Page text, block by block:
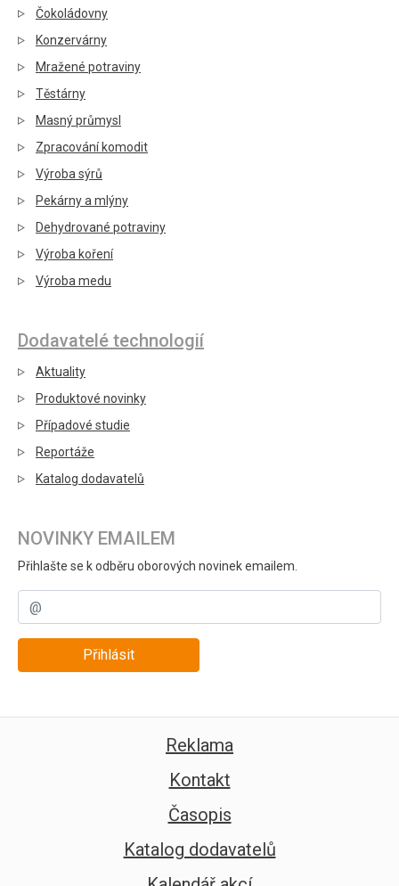
Čokoládovny
Konzervárny
Mražené potraviny
Těstárny
Masný průmysl
Zpracování komodit
Výroba sýrů
Pekárny a mlýny
Dehydrované potraviny
Výroba koření
Výroba medu
Dodavatelé technologií
Aktuality
Produktové novinky
Případové studie
Reportáže
Katalog dodavatelů
NOVINKY EMAILEM
Přihlašte se k odběru oborových novinek emailem.
Přihlásit
Reklama
Kontakt
Časopis
Katalog dodavatelů